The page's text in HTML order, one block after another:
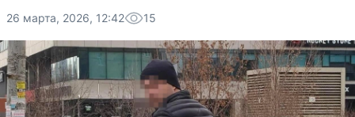
26 марта, 2026, 12:42 15